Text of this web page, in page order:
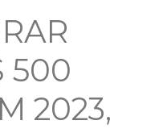
500
2023,